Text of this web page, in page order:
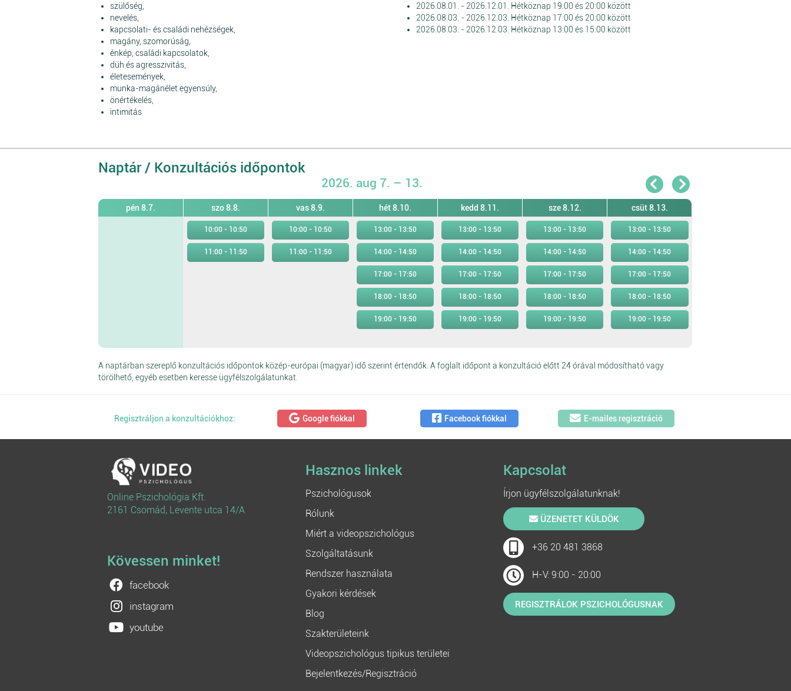
szülőség,
nevelés,
kapcsolati- és családi nehézségek,
magány, szomorúság,
énkép, családi kapcsolatok,
düh és agresszivitás,
életesemények,
munka-magánélet egyensúly,
önértékelés,
intimitás
2026.08.01. - 2026.12.01. Hétköznap 19:00 és 20:00 között
2026.08.03. - 2026.12.03. Hétköznap 17:00 és 20:00 között
2026.08.03. - 2026.12.03. Hétköznap 13:00 és 15:00 között
Naptár / Konzultációs időpontok
2026. aug 7. – 13.
pén 8.7. szo 8.8. vas 8.9. hét 8.10. kedd 8.11. sze 8.12. csüt 8.13.
10:00 - 10:50 10:00 - 10:50 13:00 - 13:50 13:00 - 13:50 13:00 - 13:50 13:00 - 13:50
11:00 - 11:50 11:00 - 11:50 14:00 - 14:50 14:00 - 14:50 14:00 - 14:50 14:00 - 14:50
17:00 - 17:50 17:00 - 17:50 17:00 - 17:50 17:00 - 17:50
18:00 - 18:50 18:00 - 18:50 18:00 - 18:50 18:00 - 18:50
19:00 - 19:50 19:00 - 19:50 19:00 - 19:50 19:00 - 19:50
A naptárban szereplő konzultációs időpontok közép-európai (magyar) idő szerint értendők. A foglalt időpont a konzultáció előtt 24 órával módosítható vagy
törölhető, egyéb esetben keresse ügyfélszolgálatunkat.
Regisztráljon a konzultációkhoz: Google fiókkal Facebook fiókkal E-mailes regisztráció
Online Pszichológia Kft.
2161 Csomád, Levente utca 14/A
Kövessen minket!
facebook
instagram
youtube
Hasznos linkek
Pszichológusok
Rólunk
Miért a videopszichológus
Szolgáltatásunk
Rendszer használata
Gyakori kérdések
Blog
Szakterületeink
Videopszichológus tipikus területei
Bejelentkezés/Regisztráció
Kapcsolat
Írjon ügyfélszolgálatunknak!
ÜZENETET KÜLDÖK
+36 20 481 3868
H-V: 9:00 - 20:00
REGISZTRÁLOK PSZICHOLÓGUSNAK